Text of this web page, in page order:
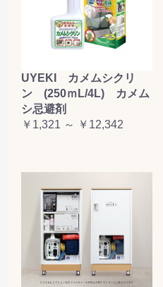
お買い物を続ける
UYEKI カメムシクリ
ン (250ｍL/4L) カメム
シ忌避剤
￥1,321 ～ ￥12,342